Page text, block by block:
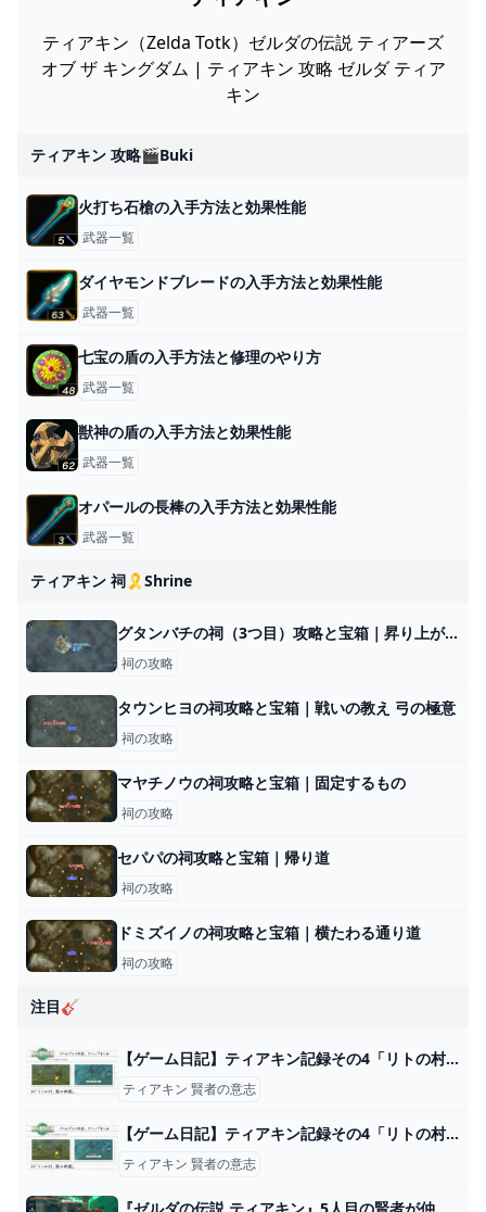
ティアキン（Zelda Totk）ゼルダの伝説 ティアーズ
オブ ザ キングダム | ティアキン 攻略 ゼルダ ティア
キン
ティアキン 攻略🎬buki
火打ち石槍の入手方法と効果性能
武器一覧
ダイヤモンドブレードの入手方法と効果性能
武器一覧
七宝の盾の入手方法と修理のやり方
武器一覧
獣神の盾の入手方法と効果性能
武器一覧
オパールの長棒の入手方法と効果性能
武器一覧
ティアキン 祠🎗️shrine
グタンバチの祠（3つ目）攻略と宝箱｜昇り上がる力
祠の攻略
タウンヒヨの祠攻略と宝箱｜戦いの教え 弓の極意
祠の攻略
マヤチノウの祠攻略と宝箱｜固定するもの
祠の攻略
セパパの祠攻略と宝箱｜帰り道
祠の攻略
ドミズイノの祠攻略と宝箱｜横たわる通り道
祠の攻略
注目🎸
【ゲーム日記】ティアキン記録その4「リトの村、風の神殿」
ティアキン 賢者の意志
【ゲーム日記】ティアキン記録その4「リトの村、風の神殿」
ティアキン 賢者の意志